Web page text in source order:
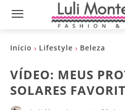
Início Lifestyle Beleza
VÍDEO: MEUS
SOLARES